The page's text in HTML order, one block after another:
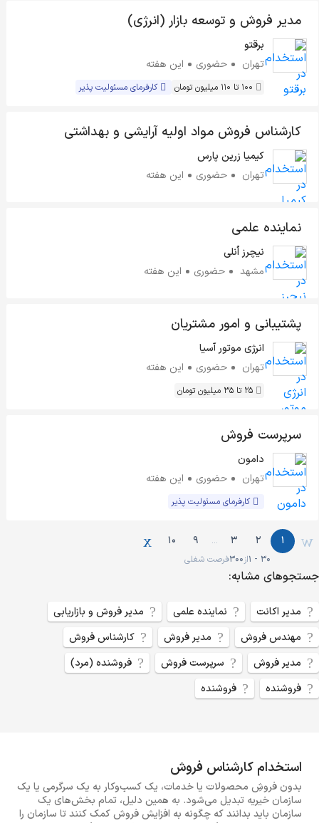
مدیر فروش و توسعه بازار (انرژی)
برقتو
تهران
حضوری این هفته
100 تا 110 میلیون تومان کارفرمای مسئولیت پذیر
کارشناس فروش مواد اولیه آرایشی و بهداشتی
کیمیا زرین پارس
تهران
حضوری این هفته
نماینده علمی
نیچرز اُنلی
مشهد
حضوری این هفته
پشتیبانی و امور مشتریان
انرژی موتور آسیا
تهران
حضوری این هفته
25 تا 35 میلیون تومان
سرپرست فروش
دامون
تهران
حضوری این هفته
کارفرمای مسئولیت پذیر
1
2
3
…
9
10
1 - 30از300فرصت شغلی
جستجو‌های مشابه:
مدیر اکانت نماینده علمی
مدیر فروش و بازاریابی
مهندس فروش
مدیر فروش
کارشناس فروش
مدیر فروش
سرپرست فروش
فروشنده (مرد)
فروشنده
فروشنده
استخدام کارشناس فروش
بدون فروشِ محصولات یا خدمات، یک کسب‌وکار به یک سرگرمی یا یک
سازمان خیریه تبدیل می‌شود. به همین دلیل، تمام بخش‌های یک
سازمان باید بدانند که چگونه به افزایش فروش کمک کنند تا سازمان را